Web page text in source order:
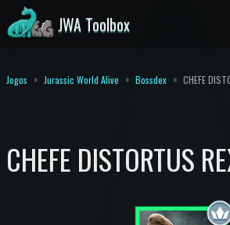
JWA Toolbox
Jogos Jurassic World Alive Bossdex CHEFE
CHEFE DISTORTUS